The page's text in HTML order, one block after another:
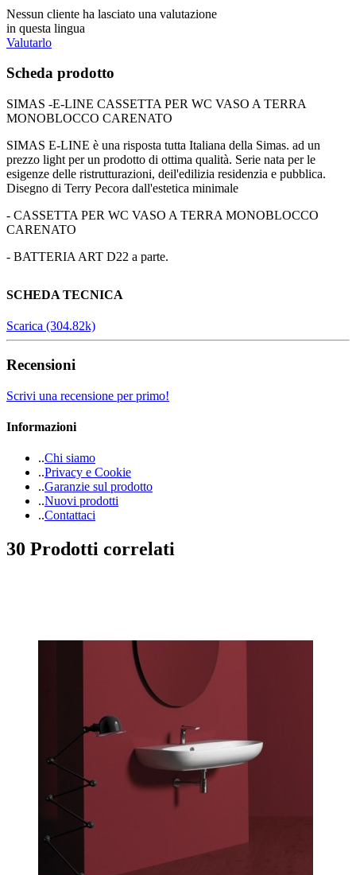
Nessun cliente ha lasciato una valutazione
in questa lingua
Valutarlo
Scheda prodotto
SIMAS -E-LINE CASSETTA PER WC VASO A TERRA
MONOBLOCCO CARENATO
SIMAS E-LINE è una risposta tutta Italiana della Simas. ad un
prezzo light per un prodotto di ottima qualità. Serie nata per le
esigenze delle ristrutturazioni, deil'edilizia residenzia e pubblica.
Disegno di Terry Pecora dall'estetica minimale
- CASSETTA PER WC VASO A TERRA MONOBLOCCO
CARENATO
- BATTERIA ART D22 a parte.
SCHEDA TECNICA
Scarica (304.82k)
Recensioni
Scrivi una recensione per primo!
Informazioni
..Chi siamo
..Privacy e Cookie
..Garanzie sul prodotto
..Nuovi prodotti
..Contattaci
30 Prodotti correlati